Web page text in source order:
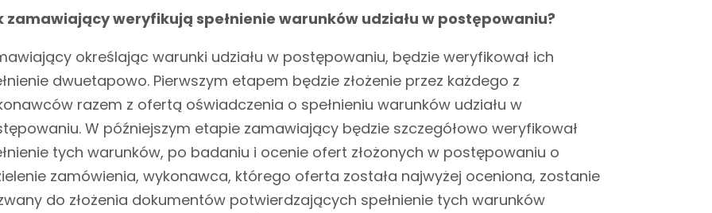
zamawiający weryfikują spełnienie warunków udziału w postępowaniu?
określając warunki udziału w postępowaniu, będzie weryfikował ich
dwuetapowo. Pierwszym etapem będzie złożenie przez każdego z
razem z ofertą oświadczenia o spełnieniu warunków udziału w
W późniejszym etapie zamawiający będzie szczegółowo weryfikował
tych warunków, po badaniu i ocenie ofert złożonych w postępowaniu o
zamówienia, wykonawca, którego oferta została najwyżej oceniona, zostanie
do złożenia dokumentów potwierdzających spełnienie tych warunków